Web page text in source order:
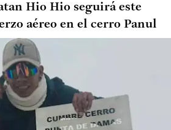
Hio Hio seguirá este
aéreo en el cerro Panul